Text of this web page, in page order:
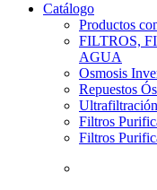
Catálogo
Productos
FILTROS,
AGUA
Osmosis
Repuestos
Filtros
Filtros